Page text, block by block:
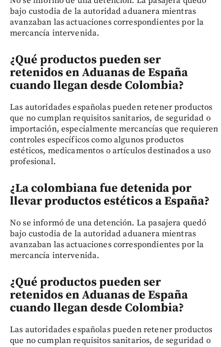
bajo custodia de la autoridad aduanera mientras
avanzaban las actuaciones correspondientes por la
mercancía intervenida.
¿Qué productos pueden ser
retenidos en Aduanas de España
cuando llegan desde Colombia?
Las autoridades españolas pueden retener productos
que no cumplan requisitos sanitarios, de seguridad o
importación, especialmente mercancías que requieren
controles específicos como algunos productos
estéticos, medicamentos o artículos destinados a uso
profesional.
¿La colombiana fue detenida por
llevar productos estéticos a España?
No se informó de una detención. La pasajera quedó
bajo custodia de la autoridad aduanera mientras
avanzaban las actuaciones correspondientes por la
mercancía intervenida.
¿Qué productos pueden ser
retenidos en Aduanas de España
cuando llegan desde Colombia?
Las autoridades españolas pueden retener productos
que no cumplan requisitos sanitarios, de seguridad o